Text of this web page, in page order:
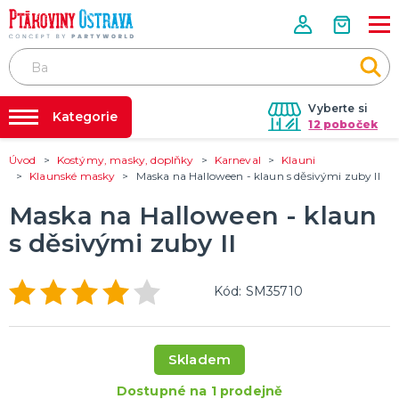
Vyberte si
12 poboček
Půjčovna kostýmů
Nafukování balónků
Prodejny
Rozvoz
Párty Blog
Kategorie
PÁRTY VÝZDOBA
Svíčky a fontány
Pozvánky
Dětská párty
Párty a oslavy dle typu
Dekorace a doplňky
EKO produkty
Balení dárků
Balónky a hélium
DALŠÍ KATEGORIE
KOSTÝMY, MASKY, DOPLŇKY
Karneval
Úvod Kostýmy, masky, doplňky Karneval
Klauni
Klaunské masky
Maska na Halloween - klaun s děsivými zuby II
Maska na Halloween - klaun
s děsivými zuby II
Kód: SM35710
Skladem
Dostupné na 1 prodejně